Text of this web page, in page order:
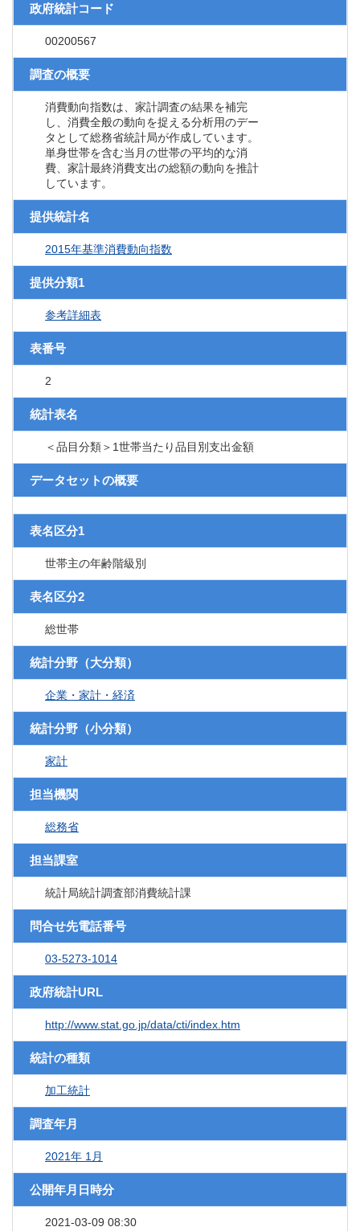
政府統計コード
00200567
調査の概要
消費動向指数は、家計調査の結果を補完
し、消費全般の動向を捉える分析用のデー
タとして総務省統計局が作成しています。
単身世帯を含む当月の世帯の平均的な消
費、家計最終消費支出の総額の動向を推計
しています。
提供統計名
2015年基準消費動向指数
提供分類1
参考詳細表
表番号
2
統計表名
＜品目分類＞1世帯当たり品目別支出金額
データセットの概要
表名区分1
世帯主の年齢階級別
表名区分2
総世帯
統計分野（大分類）
企業・家計・経済
統計分野（小分類）
家計
担当機関
総務省
担当課室
統計局統計調査部消費統計課
問合せ先電話番号
03-5273-1014
政府統計URL
http://www.stat.go.jp/data/cti/index.htm
統計の種類
加工統計
調査年月
2021年 1月
公開年月日時分
2021-03-09 08:30